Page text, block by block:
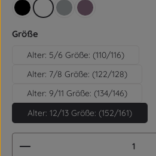
schwarzweiß grau violet
Größe
Alter: 5/6 Größe: (110/116)
Alter: 7/8 Größe: (122/128)
Alter: 9/11 Größe: (134/146)
Alter: 12/13 Größe: (152/161)
Produkt Anzahl: Gib den